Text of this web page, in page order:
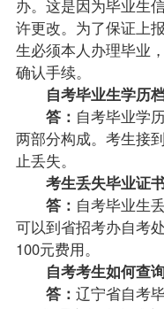
办。这是因为毕业生
许更改。为了保证上
生必须本人办理毕业
确认手续。
自考毕业生学历
答： 自考毕业学
两部分构成。考生接
止丢失。
考生丢失毕业证
答： 自考毕业生
可以到省招考办自考
100元费用。
自考考生如何查询
答： 辽宁省自考